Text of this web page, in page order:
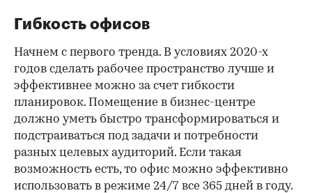
Гибкость офисов
Начнем с первого тренда. В условиях 2020-х
годов сделать рабочее пространство лучше и
эффективнее можно за счет гибкости
планировок. Помещение в бизнес-центре
должно уметь быстро трансформироваться и
подстраиваться под задачи и потребности
разных целевых аудиторий. Если такая
возможность есть, то офис можно эффективно
использовать в режиме 24/7 все 365 дней в году.